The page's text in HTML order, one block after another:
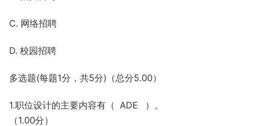
C. 网络招聘
D. 校园招聘
多选题(每题1分，共5分)（总分5.00）
1.职位设计的主要内容有（ ADE ）。
（1.00分）